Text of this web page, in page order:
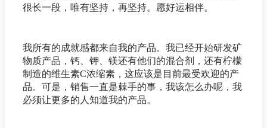
很长一段，唯有坚持，再坚持。愿好运相伴。
我所有的成就感都来自我的产品。我已经开始研发矿
物质产品，钙、钾、镁还有他们的混合剂，还有柠檬
制造的维生素C浓缩素，这应该是目前最受欢迎的产
品。可是，销售一直是棘手的事，我该怎么办呢，我
必须让更多的人知道我的产品。